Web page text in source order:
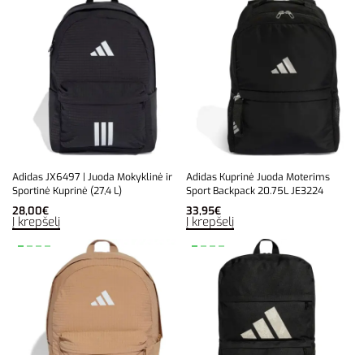
Adidas JX6497 | Juoda Mokyklinė ir
Sportinė Kuprinė (27,4 L)
28,00€
Į krepšelį
Adidas Kuprinė Juoda Moterims
Sport Backpack 20.75L JE3224
33,95€
Į krepšelį